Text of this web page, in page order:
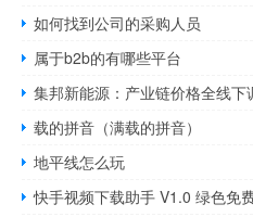
如何找到公司的采购人员
属于b2b的有哪些平台
集邦新能源：产业链价格全线
载的拼音（满载的拼音）
地平线怎么玩